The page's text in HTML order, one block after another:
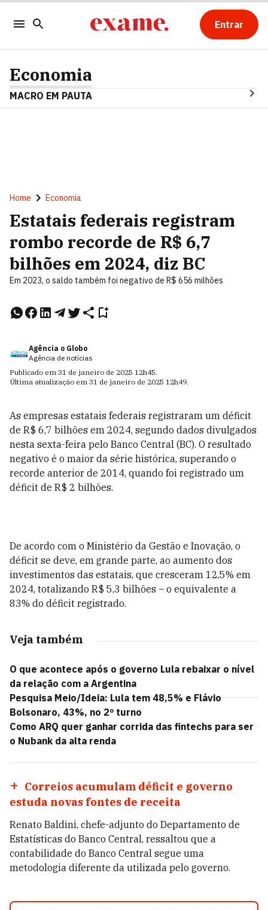
Entrar
Economia
MACRO EM PAUTA
Home Economia
Estatais federais registram
rombo recorde de R$ 6,7
bilhões em 2024, diz BC
Em 2023, o saldo também foi negativo de R$ 656 milhões
Agência o Globo
Agência de notícias
Publicado em 31 de janeiro de 2025 12h45.
Última atualização em 31 de janeiro de 2025 12h49.
As empresas estatais federais registraram um déficit
de R$ 6,7 bilhões em 2024, segundo dados divulgados
nesta sexta-feira pelo Banco Central (BC). O resultado
negativo é o maior da série histórica, superando o
recorde anterior de 2014, quando foi registrado um
déficit de R$ 2 bilhões.
De acordo com o Ministério da Gestão e Inovação, o
déficit se deve, em grande parte, ao aumento dos
investimentos das estatais, que cresceram 12,5% em
2024, totalizando R$ 5,3 bilhões – o equivalente a
83% do déficit registrado.
Veja também
O que acontece após o governo Lula rebaixar o nível
da relação com a Argentina
Pesquisa Meio/Ideia: Lula tem 48,5% e Flávio
Bolsonaro, 43%, no 2º turno
Como ARQ quer ganhar corrida das fintechs para ser
o Nubank da alta renda
Correios acumulam déficit e governo
estuda novas fontes de receita
Renato Baldini, chefe-adjunto do Departamento de
Estatísticas do Banco Central, ressaltou que a
contabilidade do Banco Central segue uma
metodologia diferente da utilizada pelo governo.